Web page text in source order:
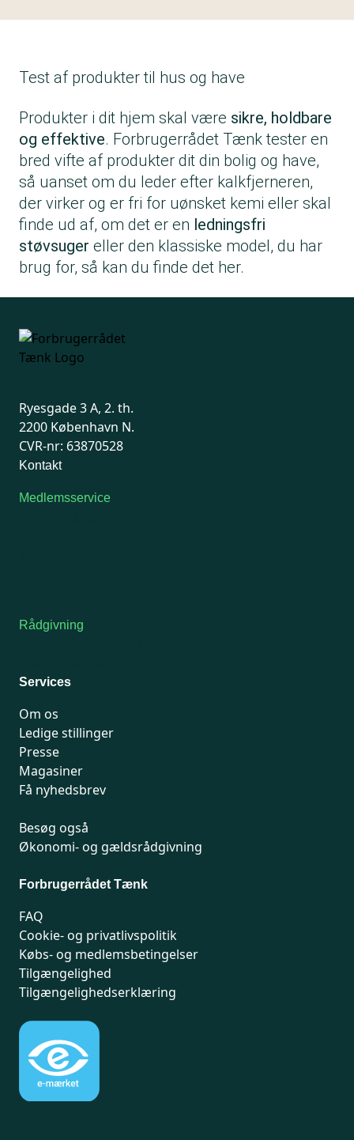
Test af produkter til hus og have
Produkter i dit hjem skal være sikre, holdbare
og effektive. Forbrugerrådet Tænk tester en
bred vifte af produkter dit din bolig og have,
så uanset om du leder efter kalkfjerneren,
der virker og er fri for uønsket kemi eller skal
finde ud af, om det er en ledningsfri
støvsuger eller den klassiske model, du har
brug for, så kan du finde det her.
Ryesgade 3 A, 2. th.
2200 København N.
CVR-nr: 63870528
Kontakt
Medlemsservice
Rådgivning
Services
Om os
Ledige stillinger
Presse
Magasiner
Få nyhedsbrev
Besøg også
Økonomi- og gældsrådgivning
Forbrugerrådet Tænk
FAQ
Cookie- og privatlivspolitik
Købs- og medlemsbetingelser
Tilgængelighed
Tilgængelighedserklæring